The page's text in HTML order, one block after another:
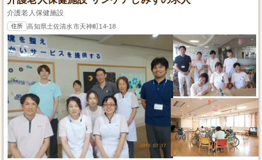
介護老人保健施設
住所 高知県土佐清水市天神町14-18